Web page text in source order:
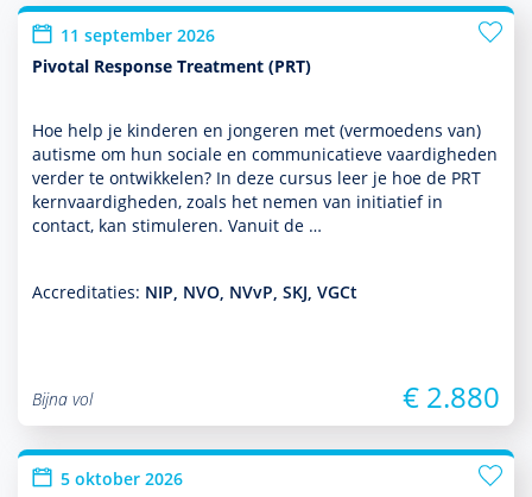
11 september 2026
Pivotal Response Treatment (PRT)
Hoe help je kin­de­ren en jongeren met (vermoedens van)
autisme om hun sociale en com­muni­ca­tieve vaar­dig­heden
verder te ontwik­kelen? In deze cursus leer je hoe de PRT
kernvaar­dig­heden, zoals het nemen van initiatief in
contact, kan stimuleren. Vanuit de …
Accreditaties: NIP, NVO, NVvP, SKJ, VGCt
Bijna vol € 2.880
5 oktober 2026